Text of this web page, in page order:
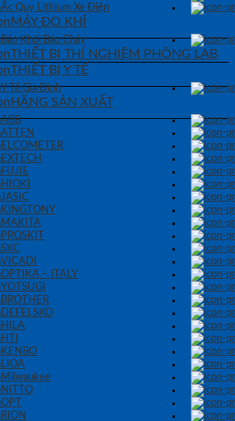
Ắc Quy Lithium Xe Điện
MÁY ĐO KHÍ
Báo Khói Báo Cháy
THIẾT BỊ THÍ NGHIỆM PHÒNG LAB
THIẾT BỊ Y TẾ
Y Tế Gia Đình
HÃNG SẢN XUẤT
ABB
ATTEN
ELCOMETER
EXTECH
FUJIE
HIOKI
JASIC
KINGTONY
MAKITA
PROSKIT
SKC
VICADI
OPTIKA – ITALY
YOTSUGI
BROTHER
DEFELSKO
HILA
HTI
KENBO
LIOA
Milwaukee
NITTO
OPT
RION